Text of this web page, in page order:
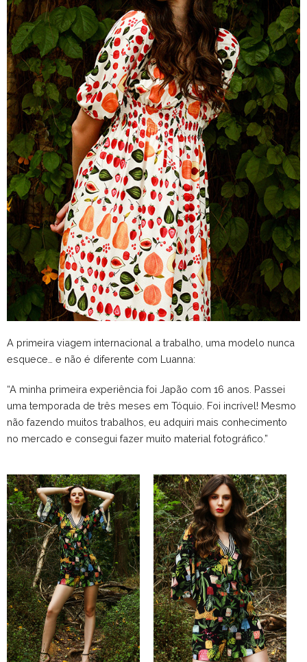
A primeira viagem internacional a trabalho, uma modelo nunca
esquece… e não é diferente com Luanna:
“A minha primeira experiência foi Japão com 16 anos. Passei
uma temporada de três meses em Tóquio. Foi incrível! Mesmo
não fazendo muitos trabalhos, eu adquiri mais conhecimento
no mercado e consegui fazer muito material fotográfico.”